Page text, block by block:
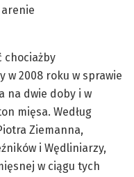
chociażby
w 2008 roku w sprawie
na dwie doby i w
mięsa. Według
Ziemanna,
i Wędliniarzy,
w ciągu tych